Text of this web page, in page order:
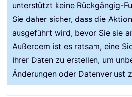
unterstützt keine Rückgängig-
Sie daher sicher, dass die
ausgeführt wird, bevor Sie sie
Außerdem ist es ratsam, eine
Ihrer Daten zu erstellen, um
Änderungen oder Datenverlust